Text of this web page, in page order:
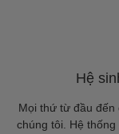
Hệ
Mọi thứ từ đầu đến
chúng tôi. Hệ thống